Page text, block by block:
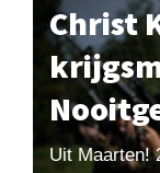
Christ
Uit Maarten!